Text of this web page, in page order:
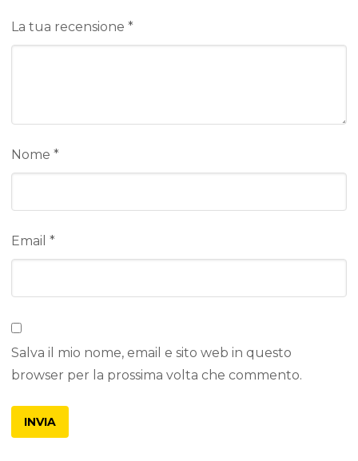
La tua recensione *
Nome *
Email *
Salva il mio nome, email e sito web in questo
browser per la prossima volta che commento.